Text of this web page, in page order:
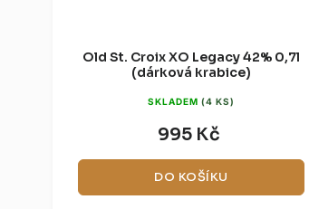
Old St. Croix XO Legacy 42% 0,7l
(dárková krabice)
SKLADEM (4 KS)
995 Kč
DO KOŠÍKU